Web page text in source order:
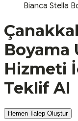
Bianca Stella
Boyama
Hizmeti
Teklif Al
Hemen Talep Oluştur